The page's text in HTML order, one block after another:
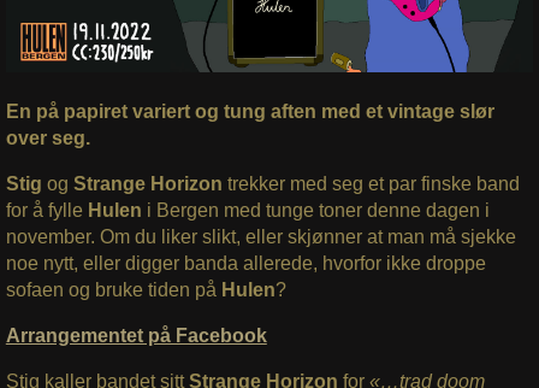
En på papiret variert og tung aften med et vintage slør
over seg.
Stig og Strange Horizon trekker med seg et par finske band
for å fylle Hulen i Bergen med tunge toner denne dagen i
november. Om du liker slikt, eller skjønner at man må sjekke
noe nytt, eller digger banda allerede, hvorfor ikke droppe
sofaen og bruke tiden på Hulen?
Arrangementet på Facebook
Stig kaller bandet sittStrange Horizon for «…trad doom